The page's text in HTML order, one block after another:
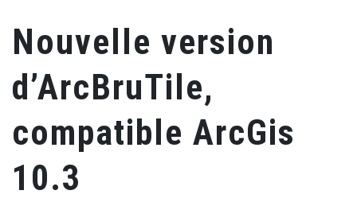
Nouvelle version
d’ArcBruTile,
compatible ArcGis
10.3